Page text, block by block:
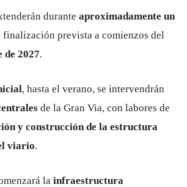
durante aproximadamente un
finalización prevista a comienzos del
2027.
, hasta el verano, se intervendrán
de la Gran Via, con labores de
y construcción de la estructura
viario.
la infraestructura